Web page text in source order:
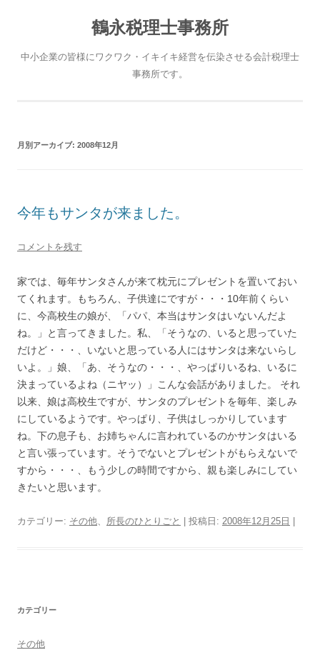
鶴永税理士事務所
中小企業の皆様にワクワク・イキイキ経営を伝染させる会計税理士
事務所です。
月別アーカイブ: 2008年12月
今年もサンタが来ました。
コメントを残す
家では、毎年サンタさんが来て枕元にプレゼントを置いておい
てくれます。もちろん、子供達にですが・・・10年前くらい
に、今高校生の娘が、「パパ、本当はサンタはいないんだよ
ね。」と言ってきました。私、「そうなの、いると思っていた
だけど・・・、いないと思っている人にはサンタは来ないらし
いよ。」娘、「あ、そうなの・・・、やっぱりいるね、いるに
決まっているよね（ニヤッ）」こんな会話がありました。 それ
以来、娘は高校生ですが、サンタのプレゼントを毎年、楽しみ
にしているようです。やっぱり、子供はしっかりしています
ね。下の息子も、お姉ちゃんに言われているのかサンタはいる
と言い張っています。そうでないとプレゼントがもらえないで
すから・・・、もう少しの時間ですから、親も楽しみにしてい
きたいと思います。
カテゴリー: その他、 所長のひとりごと | 投稿日: 2008年12月25日
カテゴリー
その他